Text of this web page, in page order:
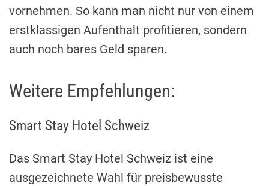
vornehmen. So kann man nicht nur von einem
erstklassigen Aufenthalt profitieren, sondern
auch noch bares Geld sparen.
Weitere Empfehlungen:
Smart Stay Hotel Schweiz
Das Smart Stay Hotel Schweiz ist eine
ausgezeichnete Wahl für preisbewusste